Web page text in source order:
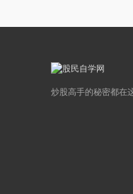
炒股高手的秘密都在